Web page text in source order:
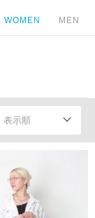
WOMEN MEN
表示順